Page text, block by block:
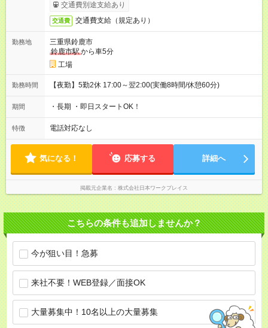
交通費別途支給あり
交通費 交通費支給（規定あり）
勤務地
三重県鈴鹿市
鈴鹿市駅から車5分
工場
勤務時間 【夜勤】5勤2休 17:00～翌2:00(実働8時間/休憩60分)
期間 ・長期 ・即日スタートOK！
特徴 電話対応なし
気になる！ 応募する 詳細へ
掲載元企業名 株式会社日本ワークプレイス
こちらの条件も追加しませんか？
今が狙い目！急募
来社不要！WEB登録／面接OK
大量募集中！10名以上の大量募集